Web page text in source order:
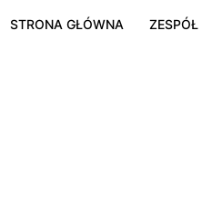
STRONA GŁÓWNA ZESPÓŁ